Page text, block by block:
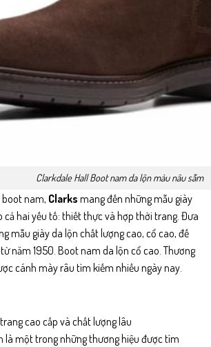
Clarkdale Hall Boot nam da lộn màu nâu sẫm
boot nam, Clarks mang đến những mẫu giày
cả hai yếu tố: thiết thực và hợp thời trang. Đưa
mẫu giày da lộn chất lượng cao, cổ cao, đế
năm 1950. Boot nam da lộn cổ cao. Thương
cánh mày râu tìm kiếm nhiều ngày nay.
cao cấp và chất lượng lâu
là một trong những thương hiệu được tìm